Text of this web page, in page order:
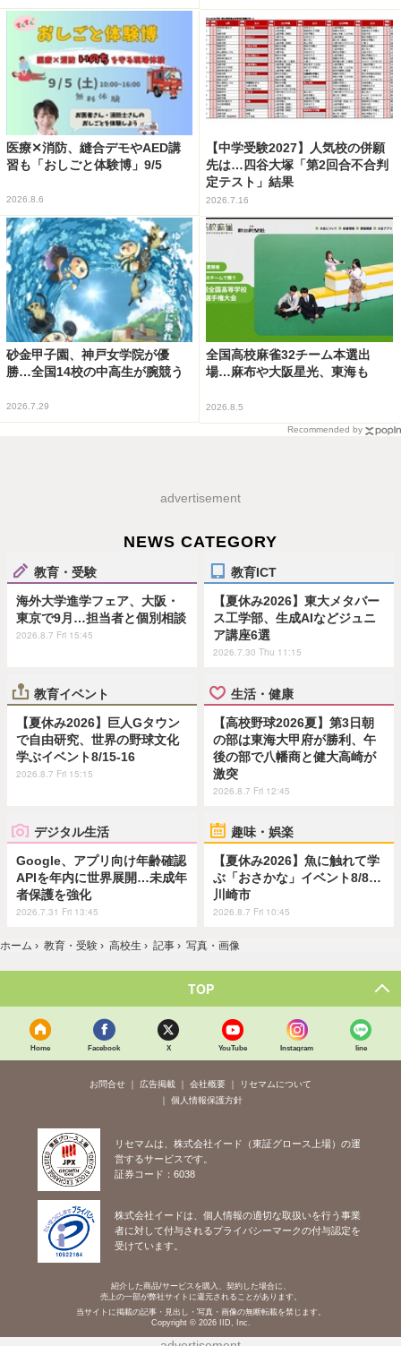
医療✕消防、縫合デモやAED講
習も「おしごと体験博」9/5
2026.8.6
【中学受験2027】人気校の併願
先は…四谷大塚「第2回合不合判
定テスト」結果
2026.7.16
砂金甲子園、神戸女学院が優
勝…全国14校の中高生が腕競う
2026.7.29
全国高校麻雀32チーム本選出
場…麻布や大阪星光、東海も
2026.8.5
Recommended by
advertisement
NEWS CATEGORY
教育・受験
海外大学進学フェア、大阪・
東京で9月…担当者と個別相談
2026.8.7 Fri 15:45
教育ICT
【夏休み2026】東大メタバー
ス工学部、生成AIなどジュニ
ア講座6選
2026.7.30 Thu 11:15
教育イベント
【夏休み2026】巨人Gタウン
で自由研究、世界の野球文化
学ぶイベント8/15-16
2026.8.7 Fri 15:15
生活・健康
【高校野球2026夏】第3日朝
の部は東海大甲府が勝利、午
後の部で八幡商と健大高崎が
激突
2026.8.7 Fri 12:45
デジタル生活
Google、アプリ向け年齢確認
APIを年内に世界展開…未成年
者保護を強化
2026.7.31 Fri 13:45
趣味・娯楽
【夏休み2026】魚に触れて学
ぶ「おさかな」イベント8/8…
川崎市
2026.8.7 Fri 10:45
ホーム › 教育・受験 › 高校生 › 記事 › 写真・画像
TOP
Home Facebook X YouTube Instagram line
お問合せ 広告掲載 会社概要
リセマムについて
個人情報保護方針
リセマムは、株式会社イード（東証グロース上場）の運
営するサービスです。
証券コード：6038
株式会社イードは、個人情報の適切な取扱いを行う事業
者に対して付与されるプライバシーマークの付与認定を
受けています。
紹介した商品/サービスを購入、契約した場合に、
売上の一部が弊社サイトに還元されることがあります。
当サイトに掲載の記事・見出し・写真・画像の無断転載を禁じます。
Copyright © 2026 IID, Inc.